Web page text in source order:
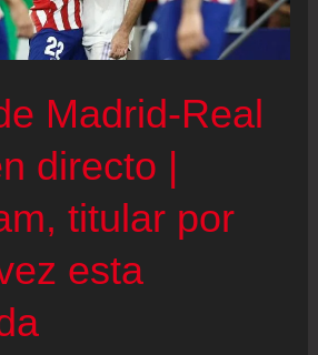
Madrid-Real
directo |
titular por
esta